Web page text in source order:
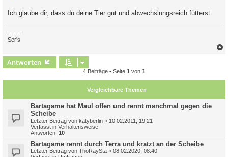
Ich glaube dir, dass du deine Tier gut und abwechslungsreich fütterst.
-------
Ser's
Antworten
4 Beiträge • Seite 1 von 1
Vergleichbare Themen
Bartagame hat Maul offen und rennt manchmal gegen die
Scheibe
Letzter Beitrag von katyberlin « 10.02.2011, 19:21
Verfasst in Verhaltensweise
Antworten: 10
Bartagame rennt durch Terra und kratzt an der Scheibe
Letzter Beitrag von ThoRaySta « 08.02.2020, 08:40